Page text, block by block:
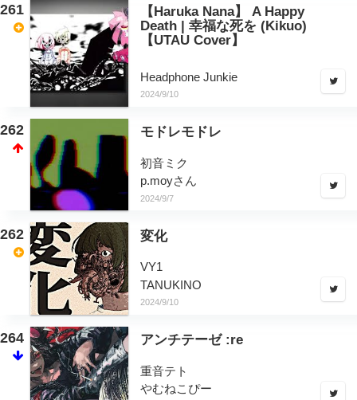
261
【Haruka Nana】 A Happy
Death | 幸福な死を (Kikuo)
【UTAU Cover】
Headphone Junkie
2024/9/10
262 モドレモドレ
初音ミク
p.moyさん
2024/9/7
262 変化
VY1
TANUKINO
2024/9/10
264 アンチテーゼ :re
重音テト
やむねこぴー